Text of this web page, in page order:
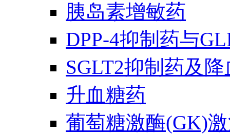
胰岛素增敏药
DPP-4抑制药与
SGLT2抑制药及
升血糖药
葡萄糖激酶(GK)